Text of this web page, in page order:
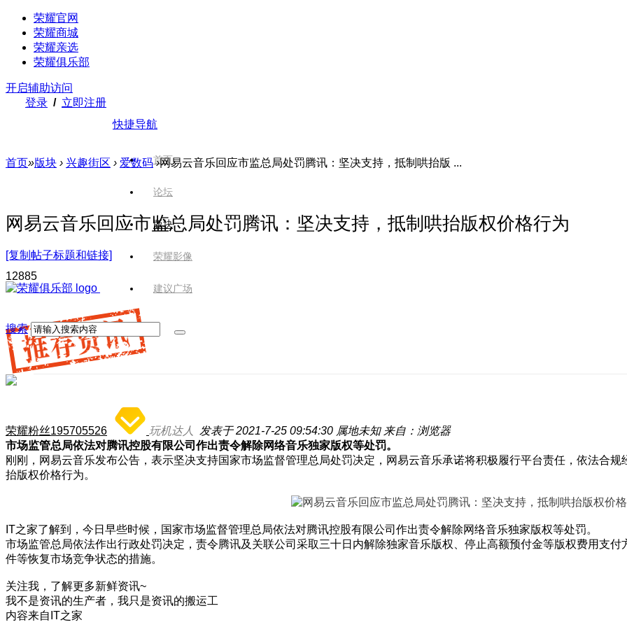
荣耀官网
荣耀商城
荣耀亲选
荣耀俱乐部
开启辅助访问
登录 / 立即注册
快捷导航
首页
论坛
版块
荣耀影像
建议广场
搜索
首页»版块 › 兴趣街区 › 爱数码 ›网易云音乐回应市监总局处罚腾讯：坚决支持，抵制哄抬版 ...
网易云音乐回应市监总局处罚腾讯：坚决支持，抵制哄抬版权价格行为
[复制帖子标题和链接]
12885
荣耀粉丝195705526 玩机达人 发表于 2021-7-25 09:54:30 属地未知 来自：浏览器
市场监管总局依法对腾讯控股有限公司作出责令解除网络音乐独家版权等处罚。
刚刚，网易云音乐发布公告，表示坚决支持国家市场监督管理总局处罚决定，网易云音乐承诺将积极履行平台责任，依法合
抬版权价格行为。
IT之家了解到，今日早些时候，国家市场监督管理总局依法对腾讯控股有限公司作出责令解除网络音乐独家版权等处罚。
市场监管总局依法作出行政处罚决定，责令腾讯及关联公司采取三十日内解除独家音乐版权、停止高额预付金等版权费用支
件等恢复市场竞争状态的措施。
关注我，了解更多新鲜资讯~
我不是资讯的生产者，我只是资讯的搬运工
内容来自IT之家